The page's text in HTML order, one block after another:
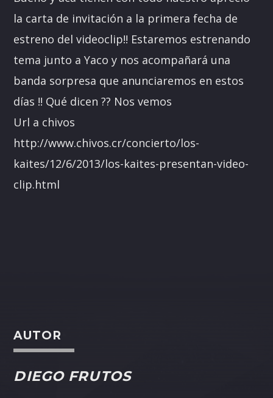
la carta de invitación a la primera fecha de
estreno del videoclip!! Estaremos estrenando
tema junto a Yaco y nos acompañará una
banda sorpresa que anunciaremos en estos
días !! Qué dicen ?? Nos vemos
Url a chivos
http://www.chivos.cr/concierto/los-
kaites/12/6/2013/los-kaites-presentan-video-
clip.html
AUTOR
DIEGO FRUTOS